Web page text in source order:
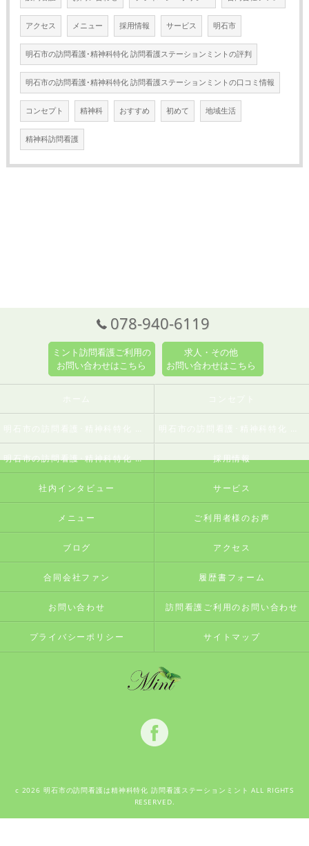
アクセス メニュー 採用情報 サービス 明石市
明石市の訪問看護･精神科特化 訪問看護ステーションミントの評判
明石市の訪問看護･精神科特化 訪問看護ステーションミントの口コミ情報
コンセプト 精神科 おすすめ 初めて 地域生活
精神科訪問看護
078-940-6119
ミント訪問看護ご利用の
お問い合わせはこちら
求人・その他
お問い合わせはこちら
明石市の訪問看護･精神科特化 訪問看護ステーションミントのお客様の声 採用情報
社内インタビュー サービス
メニュー ご利用者様のお声
ブログ アクセス
合同会社ファン 履歴書フォーム
お問い合わせ 訪問看護ご利用のお問い合わせ
プライバシーポリシー サイトマップ
c 2026 明石市の訪問看護は精神科特化 訪問看護ステーションミント ALL RIGHTS
RESERVED.